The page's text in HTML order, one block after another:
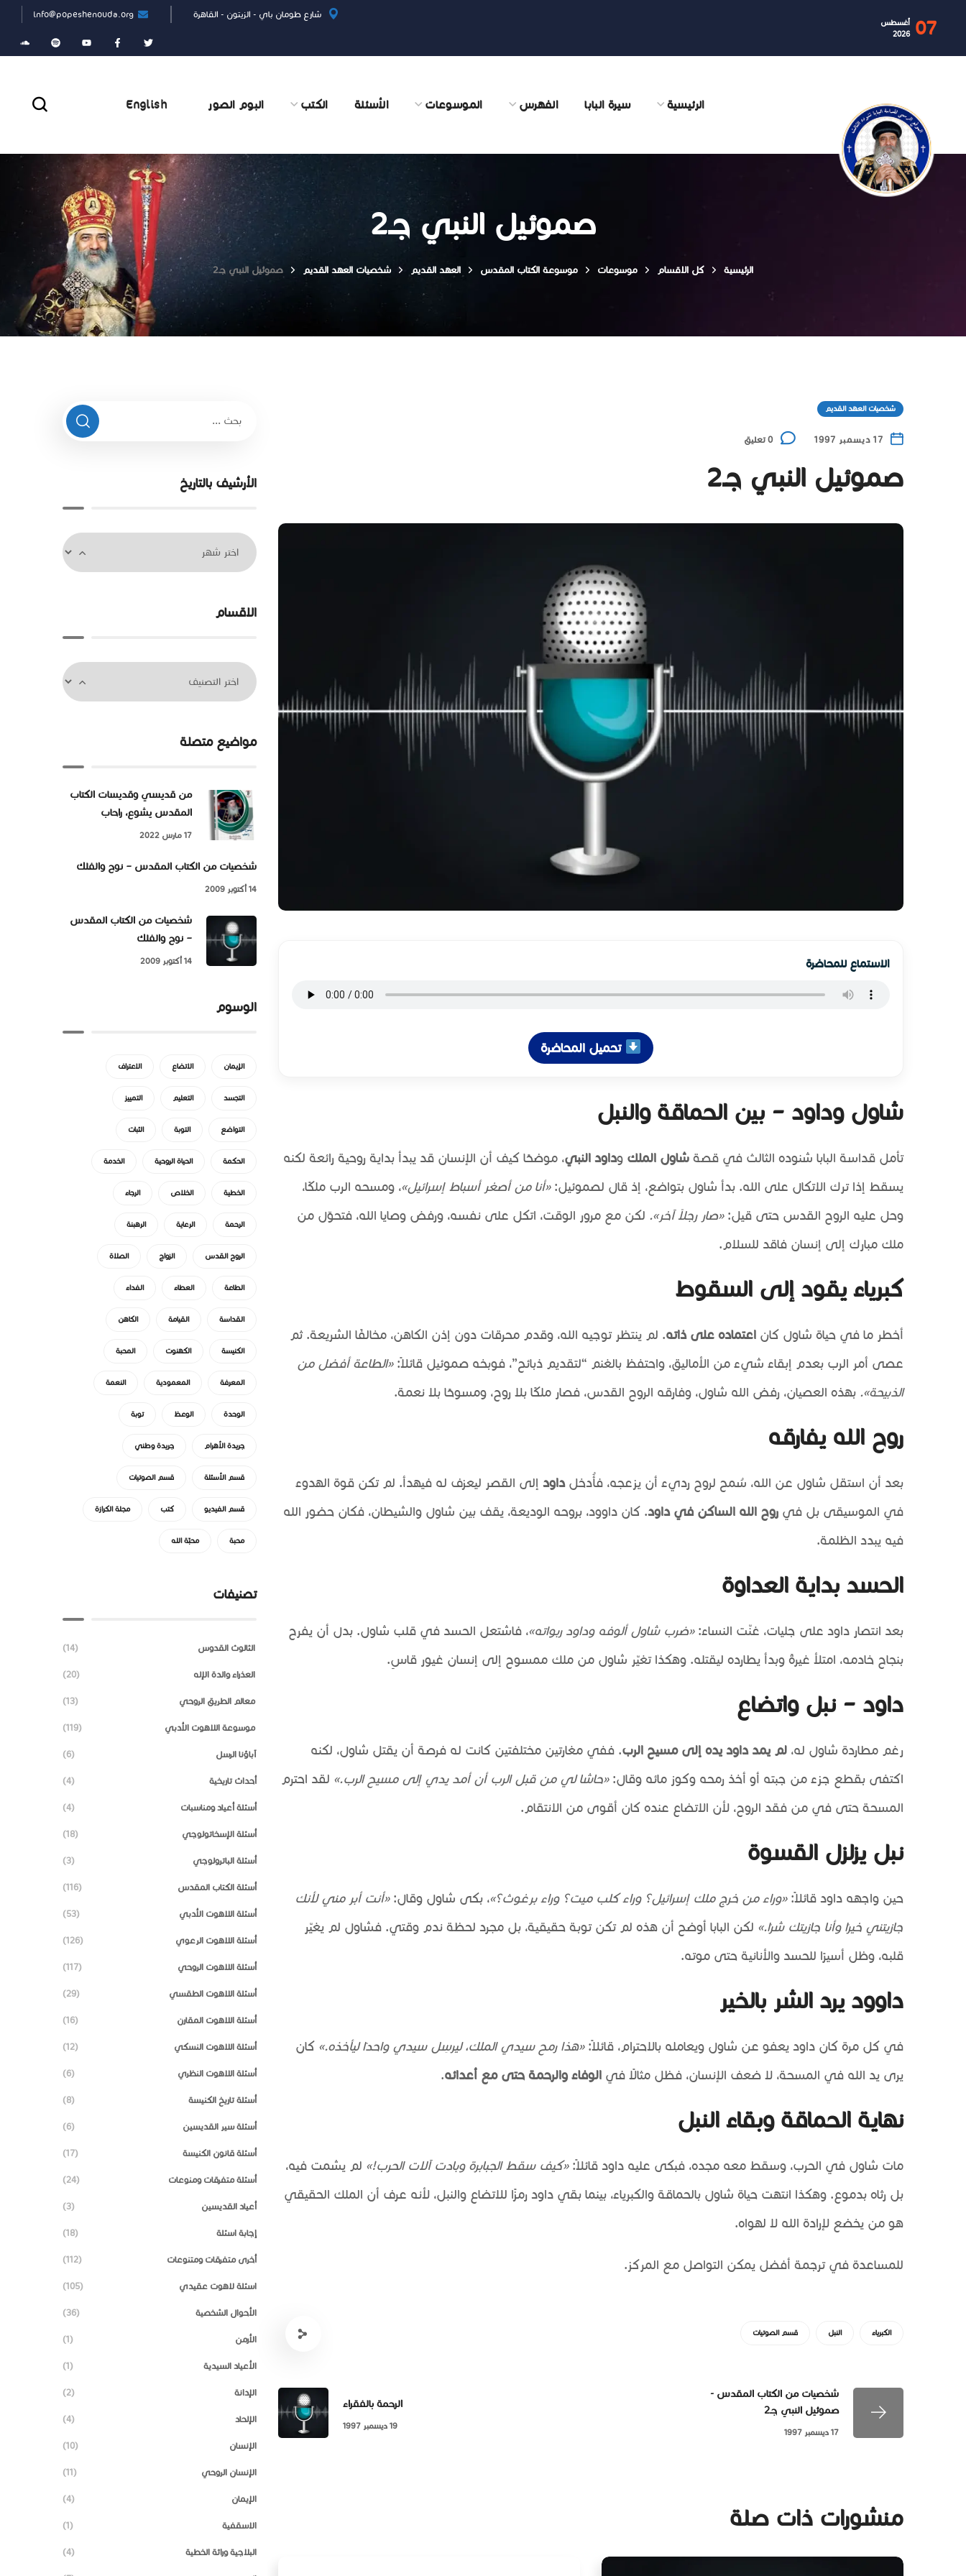
07
أغسطس
2026
شارع طومان باي - الزيتون - القاهرة info@popeshenouda.org
الرئيسية سيرة البابا الفهرس الموسوعات الأسئلة الكتب البوم الصور English
صموئيل النبي جـ2
الرئيسية كل الاقسام موسوعات موسوعة الكتاب المقدس العهد القديم شخصيات العهد القديم صموئيل النبي جـ2
شخصيات العهد القديم
17 ديسمبر 1997 0 تعليق
صموئيل النبي جـ2
الاستماع للمحاضرة
تحميل المحاضرة
شاول وداود – بين الحماقة والنبل
تأمل قداسة البابا شنوده الثالث في قصة شاول الملك وداود النبي، موضحًا كيف أن الإنسان قد يبدأ بداية روحية رائعة لكنه
يسقط إذا ترك الاتكال على الله. بدأ شاول بتواضع، إذ قال لصموئيل:«أنا من أصغر أسباط إسرائيل»، ومسحه الرب ملكًا،
وحل عليه الروح القدس حتى قيل:«صار رجلًا آخر». لكن مع مرور الوقت، اتكل على نفسه، ورفض وصايا الله، فتحوّل من
ملك مبارك إلى إنسان فاقد للسلام.
كبرياء يقود إلى السقوط
أخطر ما في حياة شاول كان اعتماده على ذاته. لم ينتظر توجيه الله، وقدم محرقات دون إذن الكاهن، مخالفًا الشريعة. ثم
عصى أمر الرب بعدم إبقاء شيء من الأماليق، واحتفظ بالغنم “لتقديم ذبائح”، فوبخه صموئيل قائلاً:«الطاعة أفضل من
الذبيحة». بهذه العصيان، رفض الله شاول، وفارقه الروح القدس، فصار ملكًا بلا روح، ومسوحًا بلا نعمة.
روح الله يفارقه
بعد أن استقل شاول عن الله، سُمح لروح رديء أن يزعجه، فأُدخلداود إلى القصر ليعزف له فيهدأ. لم تكن قوة الهدوء
في الموسيقى بل في روح الله الساكن في داود. كان داوود، بروحه الوديعة، يقف بين شاول والشيطان، فكان حضور الله
فيه يبدد الظلمة.
الحسد بداية العداوة
بعد انتصار داود على جليات، غنّت النساء:«ضرب شاول ألوفه وداود ربواته»، فاشتعل الحسد في قلب شاول. بدل أن يفرح
بنجاح خادمه، امتلأ غيرةً وبدأ يطارده ليقتله. وهكذا تغيّر شاول من ملك ممسوح إلى إنسان غيور قاسٍ.
داود – نبل واتضاع
رغم مطاردة شاول له، لم يمد داود يده إلى مسيح الرب. ففي مغارتين مختلفتين كانت له فرصة أن يقتل شاول، لكنه
اكتفى بقطع جزء من جبته أو أخذ رمحه وكوز مائه وقال:«حاشا لي من قبل الرب أن أمد يدي إلى مسيح الرب.» لقد احترم
المسحة حتى في من فقد الروح، لأن الاتضاع عنده كان أقوى من الانتقام.
نبل يزلزل القسوة
حين واجهه داود قائلاً:«وراء من خرج ملك إسرائيل؟ وراء كلب ميت؟ وراء برغوث؟»، بكى شاول وقال:«أنت أبر مني لأنك
جازيتني خيرًا وأنا جازيتك شرًا.» لكن البابا أوضح أن هذه لم تكن توبة حقيقية، بل مجرد لحظة ندم وقتي. فشاول لم يغيّر
قلبه، وظل أسيرًا للحسد والأنانية حتى موته.
داوود يرد الشر بالخير
في كل مرة كان داود يعفو عن شاول ويعامله بالاحترام، قائلاً:«هذا رمح سيدي الملك، ليرسِل سيدي واحدًا ليأخذه.» كان
يرى يد الله في المسحة، لا ضعف الإنسان، فظل مثالًا في الوفاء والرحمة حتى مع أعدائه.
نهاية الحماقة وبقاء النبل
مات شاول في الحرب، وسقط معه مجده، فبكى عليه داود قائلاً:«كيف سقط الجبابرة وبادت آلات الحرب!» لم يشمت فيه،
بل رثاه بدموع. وهكذا انتهت حياة شاول بالحماقة والكبرياء، بينما بقي داود رمزًا للاتضاع والنبل، لأنه عرف أن الملك الحقيقي
هو من يخضع لإرادة الله لا لهواه.
للمساعدة في ترجمة أفضل يمكن التواصل مع المركز.
الكبرياء النبل قسم الصوتيات
شخصيات من الكتاب المقدس -
صموئيل النبي جـ2
17 ديسمبر 1997
الرحمة بالفقراء
19 ديسمبر 1997
منشورات ذات صلة
الأرشيف بالتاريخ
الاقسام
مواضيع متصلة
من قديسي وقديسات الكتاب
المقدس يشوع، راحاب
17 مارس 2022
شخصيات من الكتاب المقدس – نوح والفلك
14 أكتوبر 2009
شخصيات من الكتاب المقدس
– نوح والفلك
14 أكتوبر 2009
الوسوم
الإيمان الاتضاع الاعتراف
التجسد التعليم التمييز
التواضع التوبة الثبات
الحكمة الحياة الروحية الخدمة
الخطية الخلاص الرجاء
الرحمة الرعاية الرهبنة
الروح القدس الزواج الصلاة
الطاعة العطاء الفداء
القداسة القيامة الكاهن
الكنيسة الكهنوت المحبة
المعرفة المعمودية النعمة
الوحدة الوعظ توبة
جريدة الأهرام جريدة وطني
قسم الأسئلة قسم الصوتيات
قسم الفيديو كتب مجلة الكرازة
محبة محبّة الله
تصنيفات
الثالوث القدوس (14)
العذراء والدة الإله (20)
معالم الطريق الروحي (13)
موسوعة اللاهوت الأدبي (119)
آباؤنا الرسل (6)
أحداث تاريخية (4)
أسئلة أعياد ومناسبات (4)
أسئلة الإسخاتولوجي (18)
أسئلة الباترولوجي (3)
أسئلة الكتاب المقدس (116)
أسئلة اللاهوت الأدبي (53)
أسئلة اللاهوت الرعوي (126)
أسئلة اللاهوت الروحي (117)
أسئلة اللاهوت الطقسي (29)
أسئلة اللاهوت المقارن (16)
أسئلة اللاهوت النسكي (12)
أسئلة اللاهوت النظري (6)
أسئلة تاريخ الكنيسة (8)
أسئلة سير القديسين (6)
أسئلة قانون الكنيسة (17)
أسئلة متفرقات ومنوعات (24)
أعياد القديسين (3)
إجابة اسئلة (18)
أخرى متفرقات ومتنوعات (112)
اسئلة لاهوت عقيدي (105)
الأحوال الشخصية (36)
الأرمن (1)
الأعياد السيدية (1)
الإدانة (2)
الإلحاد (4)
الإنسان (10)
الإنسان الروحي (11)
الإيمان (4)
الاسقفية (1)
البلاجية وراثة الخطية (4)